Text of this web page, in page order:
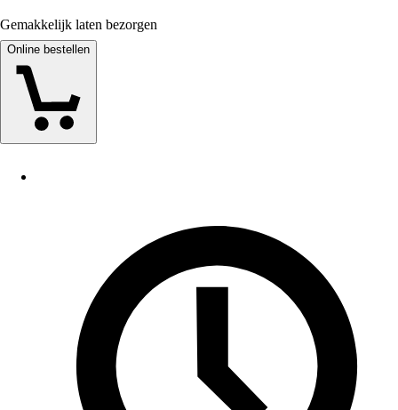
Gemakkelijk laten bezorgen
Online bestellen